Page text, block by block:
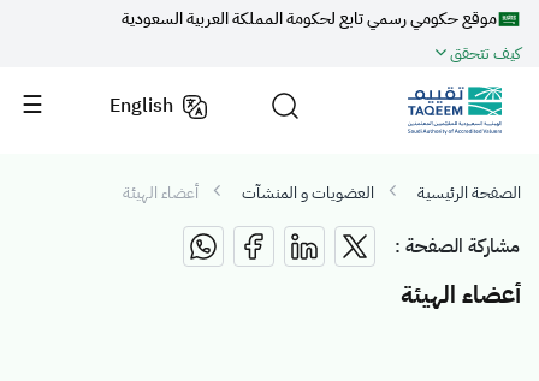
موقع حكومي رسمي تابع لحكومة المملكة العربية السعودية
كيف تتحقق
English
الصفحة الرئيسية العضويات و المنشآت أعضاء الهيئة
مشاركة الصفحة :
أعضاء الهيئة